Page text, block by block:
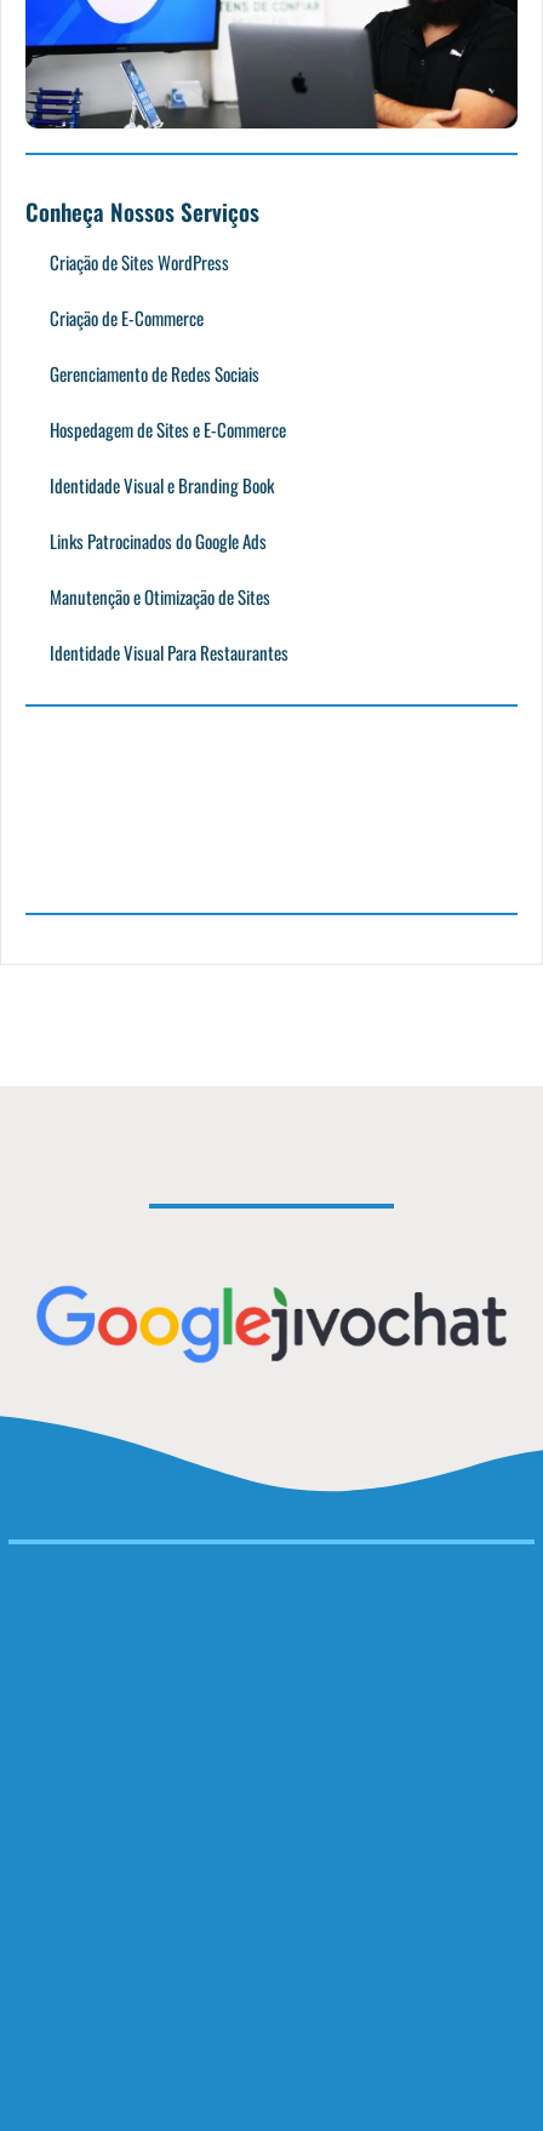
Conheça Nossos Serviços
Criação de Sites WordPress
Criação de E-Commerce
Gerenciamento de Redes Sociais
Hospedagem de Sites e E-Commerce
Identidade Visual e Branding Book
Links Patrocinados do Google Ads
Manutenção e Otimização de Sites
Identidade Visual Para Restaurantes